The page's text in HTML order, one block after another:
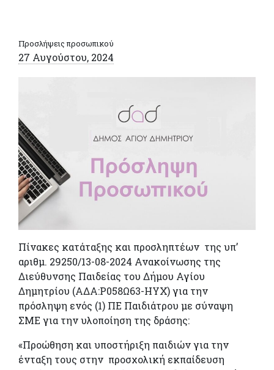
Προσλήψεις προσωπικού
27 Αυγούστου, 2024
Πίνακες κατάταξης και προσληπτέων της υπ’
αριθμ. 29250/13-08-2024 Ανακοίνωσης της
Διεύθυνσης Παιδείας του Δήμου Αγίου
Δημητρίου (ΑΔΑ:Ρ058Ω63-ΗΥΧ) για την
πρόσληψη ενός (1) ΠΕ Παιδιάτρου με σύναψη
ΣΜΕ για την υλοποίηση της δράσης:
«Προώθηση και υποστήριξη παιδιών για την
ένταξη τους στην προσχολική εκπαίδευση